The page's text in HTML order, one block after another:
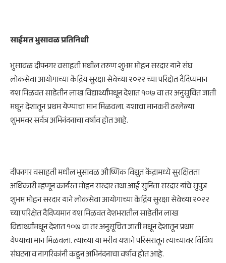
साईमत भुसावळ प्रतिनिधी
भुसावळ दीपनगर वसाहती मधील तरुण शुभम मोहन सरदार याने संघ
लोकसेवा आयोगाच्या केंद्रिय सुरक्षा सेवेच्या २०२२ च्या परिक्षेत दैदिप्यमान
यश मिळवत साडेतीन लाख विद्यार्थ्यांमधून देशात १०७ वा तर अनुसूचित जाती
मधून देशातून प्रथम येण्याचा मान मिळवला. यशाचा मानकरी ठरलेल्या
शुभमवर सर्वत्र अभिनंदनाचा वर्षाव होत आहे.
दीपनगर वसाहती मधील भुसावळ औष्णिक विद्युत केंद्रामध्ये सुरक्षितता
अधिकारी म्हणून कार्यरत मोहन सरदार तथा आई सुनिता सरदार यांचे सुपुत्र
शुभम मोहन सरदार याने लोकसेवा आयोगाच्या केंद्रिय सुरक्षा सेवेच्या २०२२
च्या परिक्षेत दैदिप्यमान यश मिळवत देशभरातील साडेतीन लाख
विद्यार्थ्यांमधून देशात १०७ वा तर अनुसूचित जाती मधून देशातून प्रथम
येण्याचा मान मिळवला. त्याच्या या भरीव यशाने परिसरातून त्याच्यावर विविध
संघटना व नागरिकांनी कडून अभिनंदनाचा वर्षाव होत आहे.